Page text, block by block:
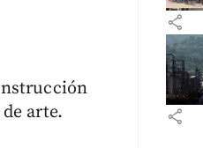
arte.
share
share